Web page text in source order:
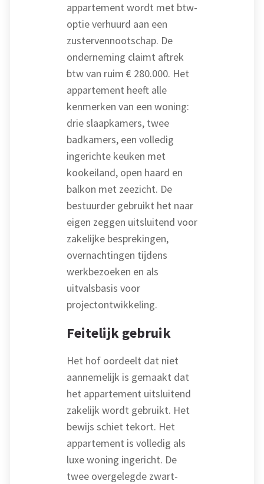
appartement wordt met btw-
optie verhuurd aan een
zustervennootschap. De
onderneming claimt aftrek
btw van ruim € 280.000. Het
appartement heeft alle
kenmerken van een woning:
drie slaapkamers, twee
badkamers, een volledig
ingerichte keuken met
kookeiland, open haard en
balkon met zeezicht. De
bestuurder gebruikt het naar
eigen zeggen uitsluitend voor
zakelijke besprekingen,
overnachtingen tijdens
werkbezoeken en als
uitvalsbasis voor
projectontwikkeling.
Feitelijk gebruik
Het hof oordeelt dat niet
aannemelijk is gemaakt dat
het appartement uitsluitend
zakelijk wordt gebruikt. Het
bewijs schiet tekort. Het
appartement is volledig als
luxe woning ingericht. De
twee overgelegde zwart-